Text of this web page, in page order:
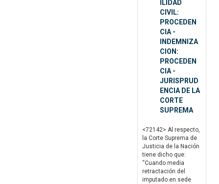
ILIDAD
CIVIL:
PROCEDEN
CIA -
INDEMNIZA
CION:
PROCEDEN
CIA -
JURISPRUD
ENCIA DE LA
CORTE
SUPREMA
<72142> Al respecto,
la Corte Suprema de
Justicia de la Nación
tiene dicho que:
“Cuando media
retractación del
imputado en sede